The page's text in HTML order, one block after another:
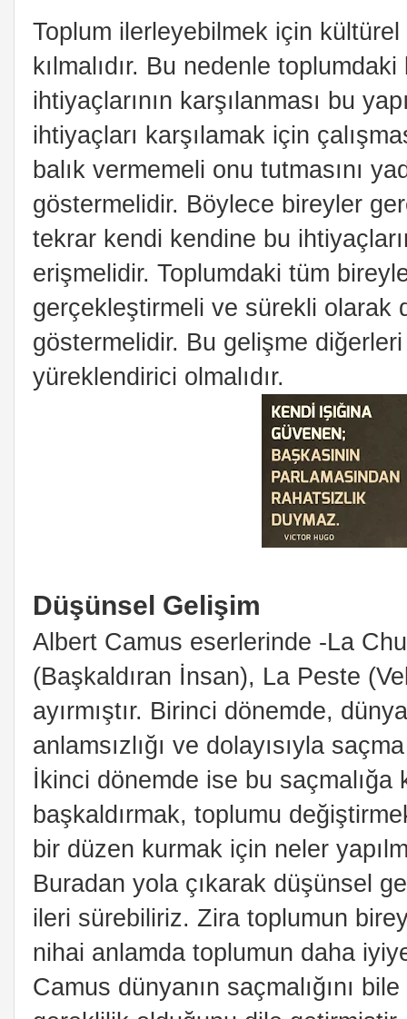
Toplum ilerleyebilmek için kültürel
kılmalıdır. Bu nedenle
ihtiyaçlarının karşılanması bu
ihtiyaçları karşılamak için
balık vermemeli onu tutmasını
göstermelidir. Böylece bireyler
tekrar kendi kendine bu
erişmelidir. Toplumdaki tüm
gerçekleştirmeli ve sürekli olarak
göstermelidir. Bu gelişme
yüreklendirici olmalıdır.
Düşünsel Gelişim
Albert Camus eserlerinde -La
(Başkaldıran İnsan), La Peste
ayırmıştır. Birinci dönemde,
anlamsızlığı ve dolayısıyla
İkinci dönemde ise bu saçmalığa
başkaldırmak, toplumu
bir düzen kurmak için neler
Buradan yola çıkarak düşünsel
ileri sürebiliriz. Zira toplumun
nihai anlamda toplumun daha
Camus dünyanın saçmalığını